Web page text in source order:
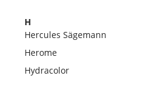
H
Hercules Sägemann
Herome
Hydracolor